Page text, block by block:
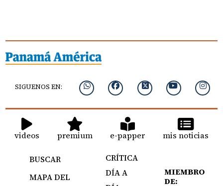
SIGUENOS EN:
videos premium e-papper mis noticias
BUSCAR
MAPA DEL
CRÍTICA
DÍA A
MIEMBRO
DE: